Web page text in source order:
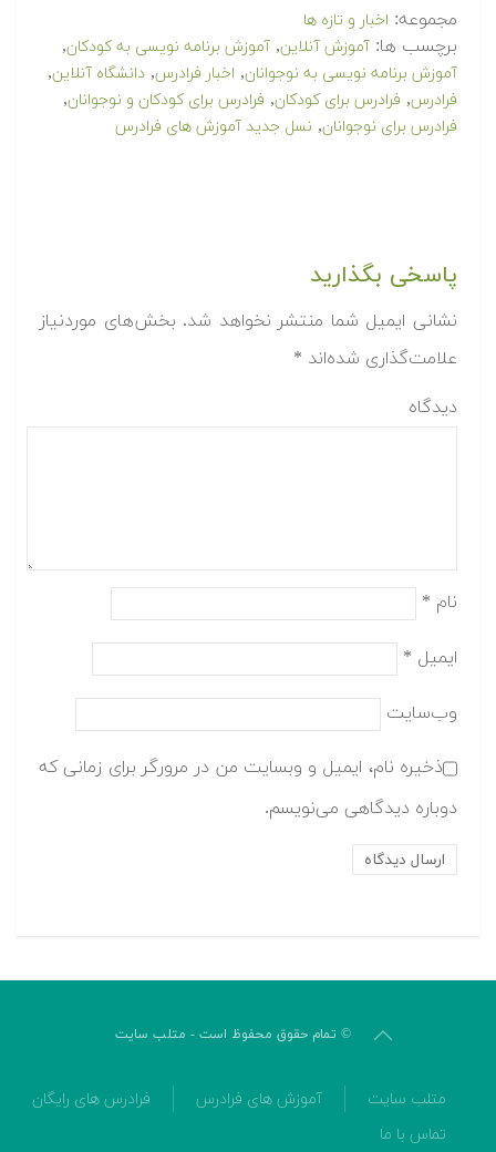
مجموعه: اخبار و تازه ها
برچسب ها: آموزش آنلاین, آموزش برنامه نویسی به کودکان,
آموزش برنامه نویسی به نوجوانان, اخبار فرادرس, دانشگاه آنلاین,
فرادرس, فرادرس برای کودکان, فرادرس برای کودکان و نوجوانان,
فرادرس برای نوجوانان, نسل جدید آموزش های فرادرس
پاسخی بگذارید
نشانی ایمیل شما منتشر نخواهد شد. بخش‌های موردنیاز
علامت‌گذاری شده‌اند *
دیدگاه
نام *
ایمیل *
وب‌سایت
ذخیره نام، ایمیل و وبسایت من در مرورگر برای زمانی که
دوباره دیدگاهی می‌نویسم.
© تمام حقوق محفوظ است - متلب سایت
متلب سایت آموزش های فرادرس
فرادرس های رایگان
تماس با ما